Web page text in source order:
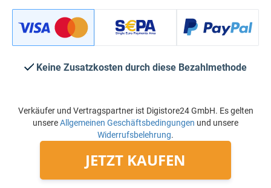
Keine Zusatzkosten durch diese Bezahlmethode
Verkäufer und Vertragspartner ist Digistore24 GmbH. Es gelten
unsereAllgemeinen Geschäftsbedingungen und unsere
Widerrufsbelehrung.
JETZT KAUFEN